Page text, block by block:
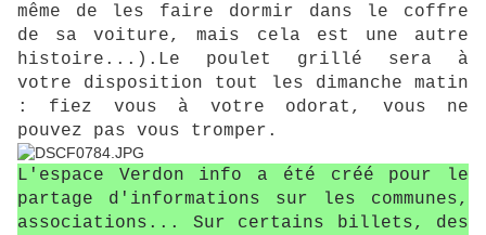
même de les faire dormir dans le coffre
de sa voiture, mais cela est une autre
histoire...).Le poulet grillé sera à
votre disposition tout les dimanche matin
: fiez vous à votre odorat, vous ne
pouvez pas vous tromper.
L'espace Verdon info a été créé pour le
partage d'informations sur les communes,
associations... Sur certains billets, des